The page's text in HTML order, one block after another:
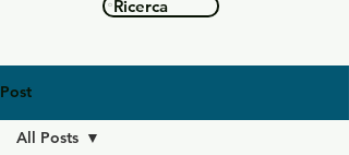
Ricerca
Post
All Posts